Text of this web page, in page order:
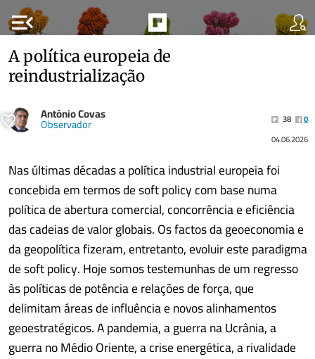
menu_open
A política europeia de
reindustrialização
António Covas
Observador 38
0
04.06.2026
Nas últimas décadas a política industrial europeia foi
concebida em termos de soft policy com base numa
política de abertura comercial, concorrência e eficiência
das cadeias de valor globais. Os factos da geoeconomia e
da geopolítica fizeram, entretanto, evoluir este paradigma
de soft policy. Hoje somos testemunhas de um regresso
às políticas de potência e relações de força, que
delimitam áreas de influência e novos alinhamentos
geoestratégicos. A pandemia, a guerra na Ucrânia, a
guerra no Médio Oriente, a crise energética, a rivalidade